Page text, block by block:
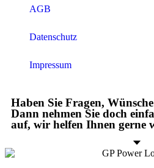
AGB
Datenschutz
Impressum
Haben Sie Fragen,
Dann nehmen Sie doch
auf, wir helfen Ihnen gerne